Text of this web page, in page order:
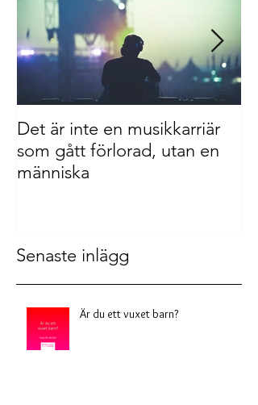
Det är inte en musikkarriär
som gått förlorad, utan en
människa
Senaste inlägg
Är du ett vuxet barn?